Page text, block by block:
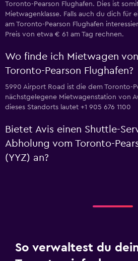
Toronto-Pearson Flughafen. Dies ist
Mietwagenklasse. Falls auch du dich für
am Toronto-Pearson Flughafen
Preis von etwa € 61 am Tag rechnen.
Wo finde ich Mietwagen
Toronto-Pearson Flughafen?
5990 Airport Road ist die dem Toronto-
nächstgelegene Mietwagenstation von
dieses Standorts lautet +1 905 676 1100
Bietet Avis einen Shuttle-
Abholung vom Toronto-
(YYZ) an?
So verwaltest du